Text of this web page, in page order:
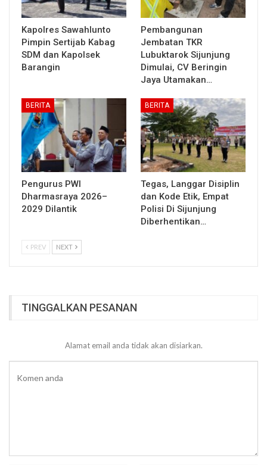
Kapolres Sawahlunto
Pimpin Sertijab Kabag
SDM dan Kapolsek
Barangin
Pembangunan
Jembatan TKR
Lubuktarok Sijunjung
Dimulai, CV Beringin
Jaya Utamakan…
BERITA
Pengurus PWI
Dharmasraya 2026–
2029 Dilantik
BERITA
Tegas, Langgar Disiplin
dan Kode Etik, Empat
Polisi Di Sijunjung
Diberhentikan…
PREV NEXT
TINGGALKAN PESANAN
Alamat email anda tidak akan disiarkan.